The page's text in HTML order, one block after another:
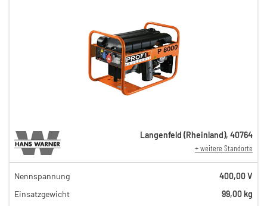
48,50 €
30,00 €
Langenfeld (Rheinland), 40764
+ weitere Standorte
Nennspannung
400,00 V
Einsatzgewicht
99,00 kg